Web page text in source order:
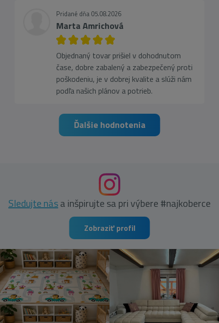
Pridané dňa 05.08.2026
Marta Amrichová
Objednaný tovar prišiel v dohodnutom
čase, dobre zabalený a zabezpečený proti
poškodeniu, je v dobrej kvalite a slúži nám
podľa našich plánov a potrieb.
Ďalšie hodnotenia
Sledujte nása inšpirujte sa pri výbere #najkoberce
Zobraziť profil